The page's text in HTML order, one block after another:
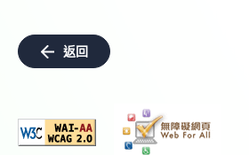
返回